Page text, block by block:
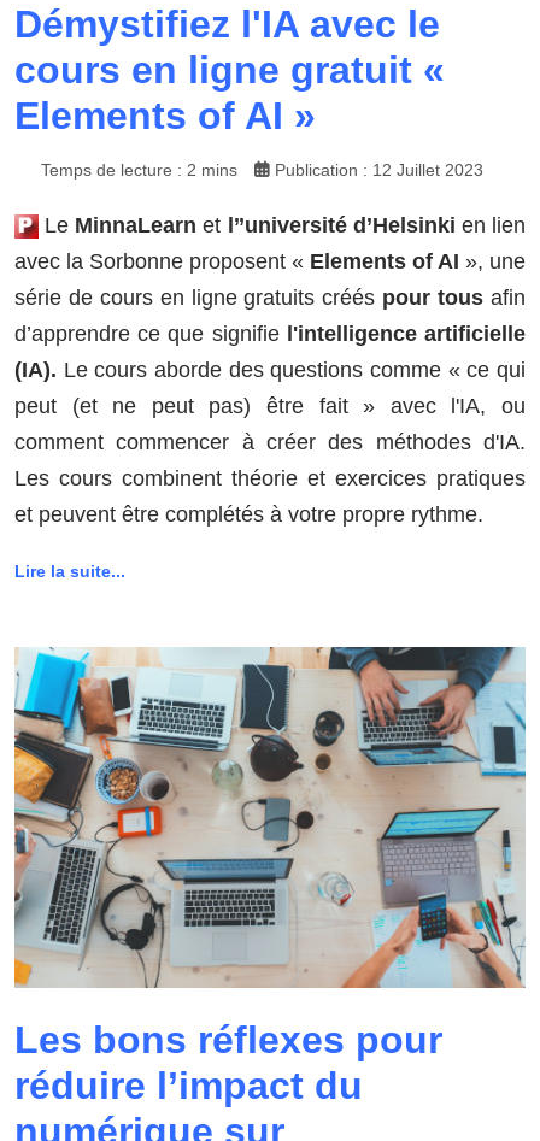
Démystifiez l'IA avec le
cours en ligne gratuit «
Elements of AI »
Temps de lecture : 2 mins Publication : 12 Juillet 2023
Le MinnaLearnet l’’université d’Helsinki en lien
avec la Sorbonne proposent « Elements of AI », une
série de cours en ligne gratuits créés pour tous afin
d’apprendre ce que signifie l'intelligence artificielle
(IA). Le cours aborde des questions comme « ce qui
peut (et ne peut pas) être fait » avec l'IA, ou
comment commencer à créer des méthodes d'IA.
Les cours combinent théorie et exercices pratiques
et peuvent être complétés à votre propre rythme.
Lire la suite...
Les bons réflexes pour
réduire l’impact du
numérique sur